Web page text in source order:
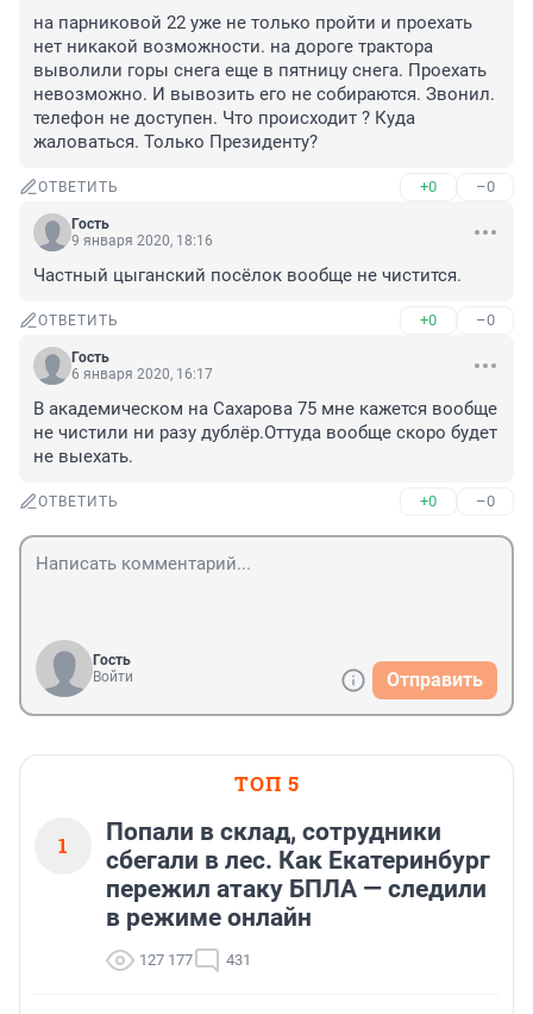
на парниковой 22 уже не только пройти и проехать
нет никакой возможности. на дороге трактора
выволили горы снега еще в пятницу снега. Проехать
невозможно. И вывозить его не собираются. Звонил.
телефон не доступен. Что происходит ? Куда
жаловаться. Только Президенту?
ОТВЕТИТЬ +0 –0
Гость
9 января 2020, 18:16
Частный цыганский посёлок вообще не чистится.
ОТВЕТИТЬ +0 –0
Гость
6 января 2020, 16:17
В академическом на Сахарова 75 мне кажется вообще
не чистили ни разу дублёр.Оттуда вообще скоро будет
не выехать.
ОТВЕТИТЬ +0 –0
Гость
Войти
Отправить
ТОП 5
1
Попали в склад, сотрудники
сбегали в лес. Как Екатеринбург
пережил атаку БПЛА — следили
в режиме онлайн
127 177 431